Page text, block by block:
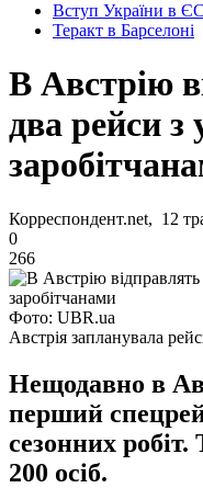
Вступ України в ЄС
Теракт в Барселоні
В Австрію
два рейси з
Корреспондент.net, 12
0
266
Фото: UBR.ua
Австрія запланувала
Нещодавно в
перший
сезонних робіт.
200 осіб.